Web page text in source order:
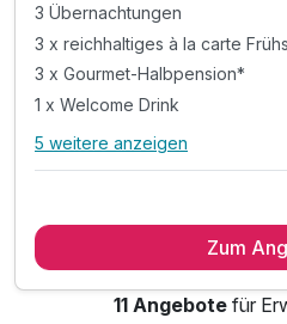
3 Übernachtungen
3 x reichhaltiges à la carte
3 x Gourmet-Halbpension*
1 x Welcome Drink
Alle Inklusivleistungen
3 x reichhaltiges à la carte
1 x Welcome Drink
5 weitere anzeigen
Zum
11 Angebote für